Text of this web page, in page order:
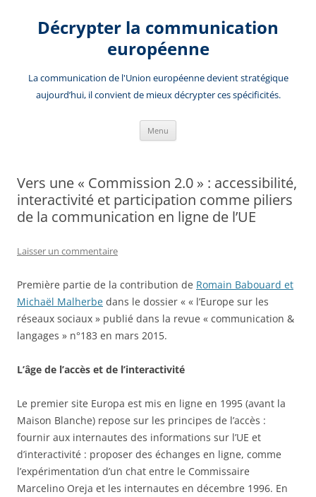
contenuDécrypter la communication
européenne
La communication de l'Union européenne devient stratégique
aujourd’hui, il convient de mieux décrypter ces spécificités.
Menu
Vers une « Commission 2.0 » : accessibilité,
interactivité et participation comme piliers
de la communication en ligne de l’UE
Laisser un commentaire
Première partie de la contribution de Romain Babouard et
Michaël Malherbe dans le dossier « « l’Europe sur les
réseaux sociaux » publié dans la revue « communication &
langages » n°183 en mars 2015.
L’âge de l’accès et de l’interactivité
Le premier site Europa est mis en ligne en 1995 (avant la
Maison Blanche) repose sur les principes de l’accès :
fournir aux internautes des informations sur l’UE et
d’interactivité : proposer des échanges en ligne, comme
l’expérimentation d’un chat entre le Commissaire
Marcelino Oreja et les internautes en décembre 1996. En